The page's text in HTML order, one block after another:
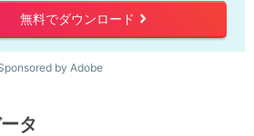
無料でダウンロード right
by Adobe
タ